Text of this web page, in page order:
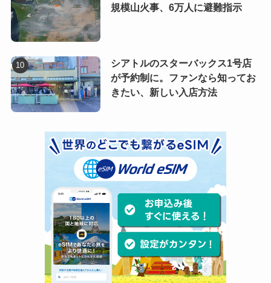
規模山火事、6万人に避難指示
シアトルのスターバックス1号店
が予約制に。ファンなら知ってお
きたい、新しい入店方法